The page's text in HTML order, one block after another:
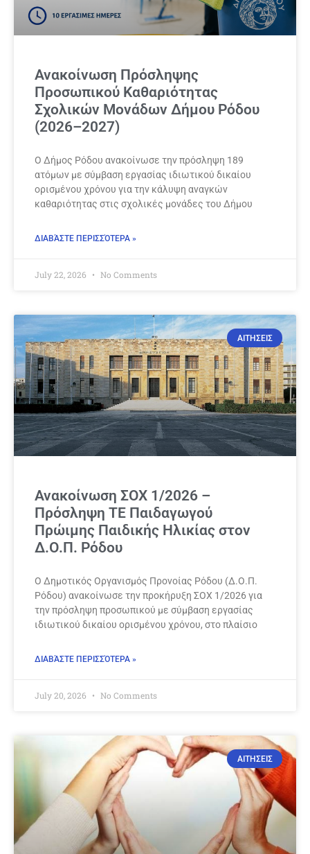
Ανακοίνωση Πρόσληψης
Προσωπικού Καθαριότητας
Σχολικών Μονάδων Δήμου Ρόδου
(2026–2027)
Ο Δήμος Ρόδου ανακοίνωσε την πρόσληψη 189
ατόμων με σύμβαση εργασίας ιδιωτικού δικαίου
ορισμένου χρόνου για την κάλυψη αναγκών
καθαριότητας στις σχολικές μονάδες του Δήμου
ΔΙΑΒΆΣΤΕ ΠΕΡΙΣΣΌΤΕΡΑ »
July 22, 2026 No Comments
ΑΙΤΗΣΕΙΣ
Ανακοίνωση ΣΟΧ 1/2026 –
Πρόσληψη ΤΕ Παιδαγωγού
Πρώιμης Παιδικής Ηλικίας στον
Δ.Ο.Π. Ρόδου
Ο Δημοτικός Οργανισμός Προνοίας Ρόδου (Δ.Ο.Π.
Ρόδου) ανακοίνωσε την προκήρυξη ΣΟΧ 1/2026 για
την πρόσληψη προσωπικού με σύμβαση εργασίας
ιδιωτικού δικαίου ορισμένου χρόνου, στο πλαίσιο
ΔΙΑΒΆΣΤΕ ΠΕΡΙΣΣΌΤΕΡΑ »
July 20, 2026 No Comments
ΑΙΤΗΣΕΙΣ